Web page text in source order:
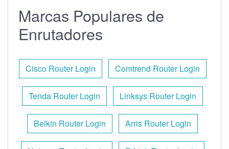
Marcas Populares de
Enrutadores
Cisco Router Login Comtrend Router Login
Tenda Router Login Linksys Router Login
Belkin Router Login Arris Router Login